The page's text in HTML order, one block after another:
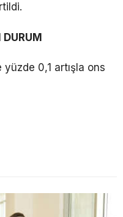
DURUM
0,1 artışla ons